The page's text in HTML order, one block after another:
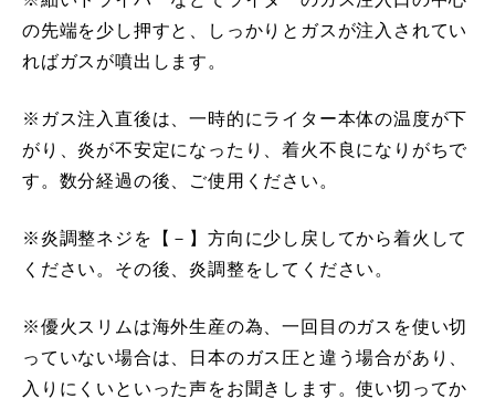
の先端を少し押すと、しっかりとガスが注入されてい
ればガスが噴出します。
※ガス注入直後は、一時的にライター本体の温度が下
がり、炎が不安定になったり、着火不良になりがちで
す。数分経過の後、ご使用ください。
※炎調整ネジを【－】方向に少し戻してから着火して
ください。その後、炎調整をしてください。
※優火スリムは海外生産の為、一回目のガスを使い切
っていない場合は、日本のガス圧と違う場合があり、
入りにくいといった声をお聞きします。使い切ってか